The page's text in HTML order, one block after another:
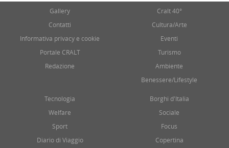
Gallery
Contatti
Informativa privacy e cookie
Portale CRALT
Redazione
Cralt 40°
Cultura/Arte
Eventi
Turismo
Ambiente
Benessere/Lifestyle
Tecnologia
Welfare
Sport
Diario di Viaggio
Borghi d'Italia
Sociale
Focus
Copertina